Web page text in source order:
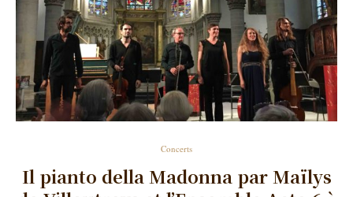
Concerts
Il pianto della Madonna par Maïlys